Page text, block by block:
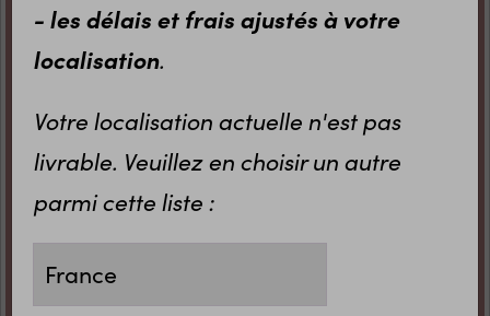
- les délais et frais ajustés à votre
localisation.
Votre localisation actuelle n'est pas
livrable. Veuillez en choisir un autre
parmi cette liste :